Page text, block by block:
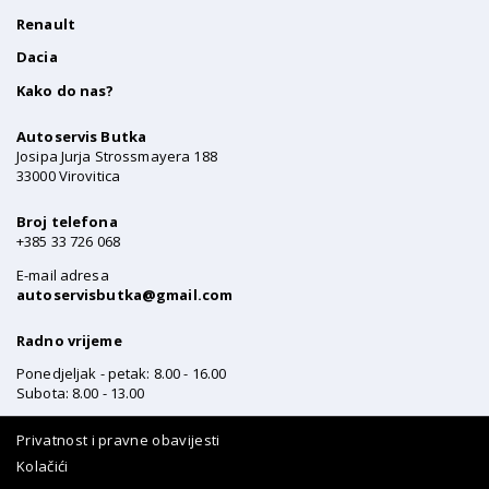
Renault
Dacia
Kako do nas?
Autoservis Butka
Josipa Jurja Strossmayera 188
33000 Virovitica
Broj telefona
+385 33 726 068
E-mail adresa
autoservisbutka@gmail.com
Radno vrijeme
Ponedjeljak - petak: 8.00 - 16.00
Subota: 8.00 - 13.00
Privatnost i pravne obavijesti
Kolačići